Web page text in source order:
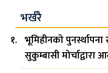
भर्खरै
भूमिहीनको पुनर्स्थापना
सुकुम्बासी मोर्चाद्वारा